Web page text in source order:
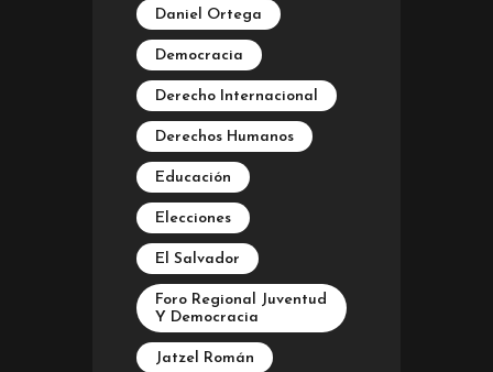
Daniel Ortega
Democracia
Derecho Internacional
Derechos Humanos
Educación
Elecciones
El Salvador
Foro Regional Juventud
Y Democracia
Jatzel Román